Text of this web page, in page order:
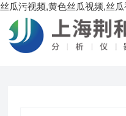
丝瓜污视频,黄色丝瓜视频,丝
当前位置： 首页 /产品